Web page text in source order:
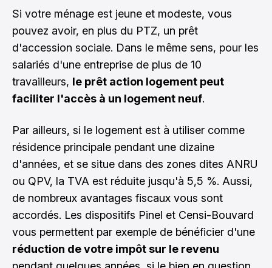
Si votre ménage est jeune et modeste, vous
pouvez avoir, en plus du PTZ, un prêt
d'accession sociale. Dans le même sens, pour les
salariés d'une entreprise de plus de 10
travailleurs, le prêt action logement peut
faciliter l'accès à un logement neuf.
Par ailleurs, si le logement est à utiliser comme
résidence principale pendant une dizaine
d'années, et se situe dans des zones dites ANRU
ou QPV, la TVA est réduite jusqu'à 5,5 %. Aussi,
de nombreux avantages fiscaux vous sont
accordés. Les dispositifs Pinel et Censi-Bouvard
vous permettent par exemple de bénéficier d'une
réduction de votre impôt sur le revenu